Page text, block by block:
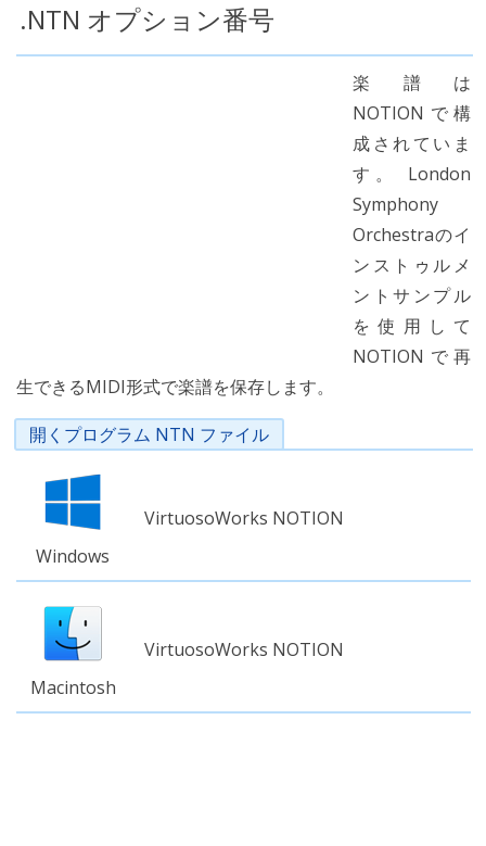
.NTN オプション番号
楽譜は
NOTIONで構
成されていま
す。 London
Symphony
Orchestraのイ
ンストゥルメ
ントサンプル
を使用して
NOTIONで再
生できるMIDI形式で楽譜を保存します。
開くプログラム NTN ファイル
Windows
VirtuosoWorks NOTION
Macintosh
VirtuosoWorks NOTION